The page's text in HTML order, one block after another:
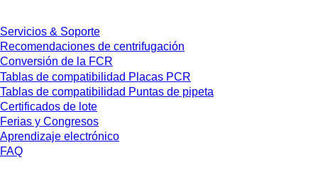
Servicios & Soporte
Recomendaciones de centrifugación
Conversión de la FCR
Tablas de compatibilidad Placas PCR
Tablas de compatibilidad Puntas de pipeta
Certificados de lote
Ferias y Congresos
Aprendizaje electrónico
FAQ